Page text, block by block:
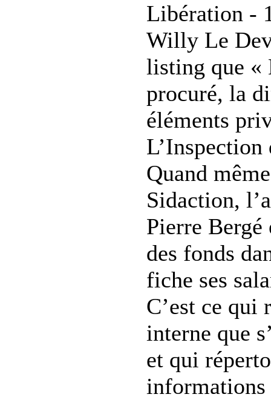
Libération -
Willy Le
listing que «
procuré, la
éléments
Quand
Sidaction,
Pierre
des fonds
fiche ses
C’est ce qui
interne que
et qui